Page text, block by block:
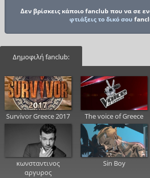
Δεν βρίσκεις κάποιο fanclub που να σε
φτιάξεις το δικό σου
Δημοφιλή fanclub:
Survivor Greece 2017 The voice of Greece
κωνσταντινος
αργυρος
Sin Boy